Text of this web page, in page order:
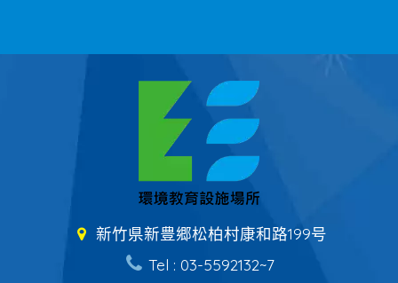
新竹県新豊郷松柏村康和路199号
Tel : 03-5592132~7